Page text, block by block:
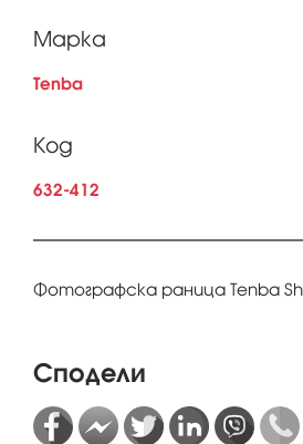
Марка
Tenba
Код
632-412
Фотографска раница Tenba
Сподели